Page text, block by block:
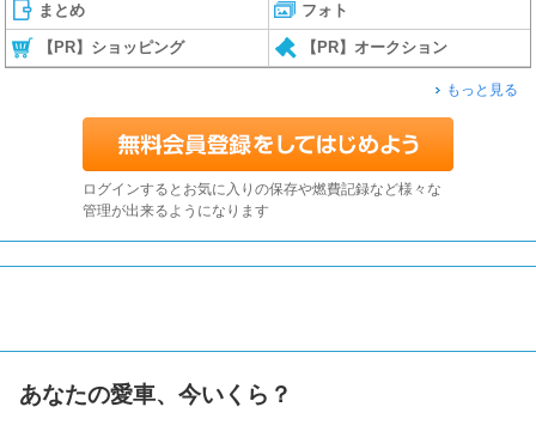
まとめ フォト
【PR】ショッピング 【PR】オークション
もっと見る
ログインするとお気に入りの保存や燃費記録など様々な
管理が出来るようになります
あなたの愛車、今いくら？